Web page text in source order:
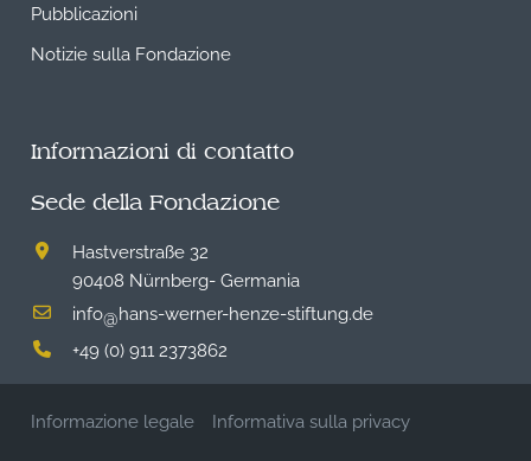
Pubblicazioni
Notizie sulla Fondazione
Informazioni di contatto
Sede della Fondazione
Hastverstraße 32
90408 Nürnberg- Germania
info@hans-werner-henze-stiftung.de
+49 (0) 911 2373862
Informazione legale Informativa sulla privacy